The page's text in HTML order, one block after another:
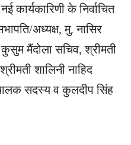
कार्यकारिणी के निर्वाचित
अध्यक्ष, मु. नासिर
कुसुम मैंदोला सचिव, श्रीमती
शालिनी नाहिद
सदस्य व कुलदीप सिंह